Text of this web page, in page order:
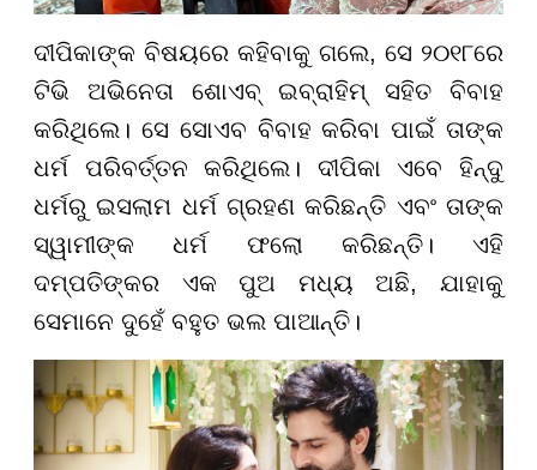
ଦୀପିକାଙ୍କ ବିଷୟରେ କହିବାକୁ ଗଲେ, ସେ ୨୦୧୮ରେ
ଟିଭି ଅଭିନେତା ଶୋଏବ୍ ଇବ୍ରାହିମ୍ ସହିତ ବିବାହ
କରିଥିଲେ। ସେ ସୋଏବ ବିବାହ କରିବା ପାଇଁ ତାଙ୍କ
ଧର୍ମ ପରିବର୍ତ୍ତନ କରିଥିଲେ। ଦୀପିକା ଏବେ ହିନ୍ଦୁ
ଧର୍ମରୁ ଇସଲାମ ଧର୍ମ ଗ୍ରହଣ କରିଛନ୍ତି ଏବଂ ତାଙ୍କ
ସ୍ୱାମୀଙ୍କ ଧର୍ମ ଫଲୋ କରିଛନ୍ତି। ଏହି
ଦମ୍ପତିଙ୍କର ଏକ ପୁଅ ମଧ୍ୟ ଅଛି, ଯାହାକୁ
ସେମାନେ ଦୁହେଁ ବହୁତ ଭଲ ପାଆନ୍ତି।